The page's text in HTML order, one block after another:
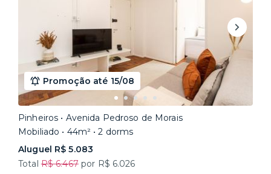
Promoção até 15/08
Pinheiros • Avenida Pedroso de Morais
Mobiliado • 44m² • 2 dorms
Aluguel R$ 5.083
TotalR$ 6.467por R$ 6.026